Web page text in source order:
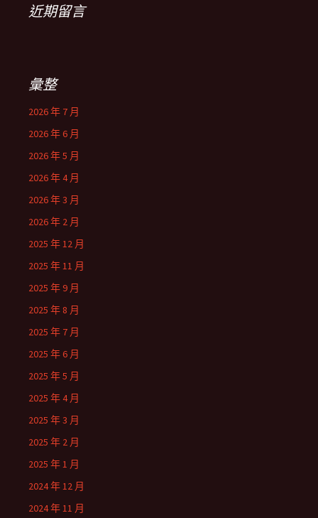
近期留言
彙整
2026 年 7 月
2026 年 6 月
2026 年 5 月
2026 年 4 月
2026 年 3 月
2026 年 2 月
2025 年 12 月
2025 年 11 月
2025 年 9 月
2025 年 8 月
2025 年 7 月
2025 年 6 月
2025 年 5 月
2025 年 4 月
2025 年 3 月
2025 年 2 月
2025 年 1 月
2024 年 12 月
2024 年 11 月